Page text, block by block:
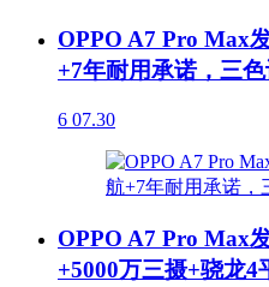
OPPO A7 Pro Max
+7年耐用承诺，三
6 07.30
OPPO A7 Pro Max
+5000万三摄+骁龙4